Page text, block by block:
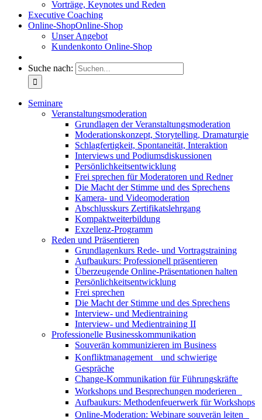
Vorträge, Keynotes und Reden
Executive Coaching
Online-ShopOnline-Shop
Unser Angebot
Kundenkonto Online-Shop
Suche nach:
Seminare
Veranstaltungsmoderation
Grundlagen der Veranstaltungsmoderation
Moderationskonzept, Storytelling, Dramaturgie
Schlagfertigkeit, Spontaneität, Interaktion
Interviews und Podiumsdiskussionen
Persönlichkeitsentwicklung
Frei sprechen für Moderatoren und Redner
Die Macht der Stimme und des Sprechens
Kamera- und Videomoderation
Abschlusskurs Zertifikatslehrgang
Kompaktweiterbildung
Exzellenz-Programm
Reden und Präsentieren
Grundlagenkurs Rede- und Vortragstraining
Aufbaukurs: Professionell präsentieren
Überzeugende Online-Präsentationen halten
Persönlichkeitsentwicklung
Frei sprechen
Die Macht der Stimme und des Sprechens
Interview- und Medientraining
Interview- und Medientraining II
Professionelle Businesskommunikation
Souverän kommunizieren im Business
Konfliktmanagement und schwierige
Gespräche
Change-Kommunikation für Führungskräfte
Workshops und Besprechungen moderieren
Aufbaukurs: Methodenfeuerwerk für Workshops
Online-Moderation: Webinare souverän leiten